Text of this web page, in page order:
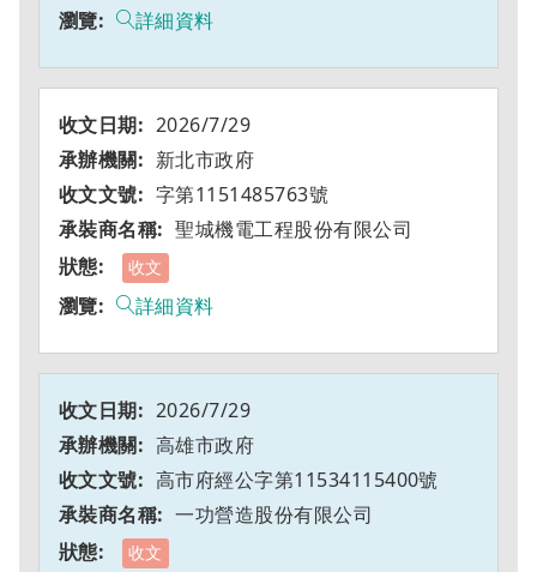
詳細資料
2026/7/29
新北市政府
字第1151485763號
聖城機電工程股份有限公司
收文
詳細資料
2026/7/29
高雄市政府
高市府經公字第11534115400號
一功營造股份有限公司
收文